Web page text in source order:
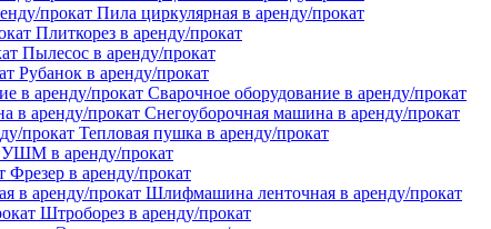
Пила циркулярная в аренду/прокат
Плиткорез в аренду/прокат
Пылесос в аренду/прокат
Рубанок в аренду/прокат
Сварочное оборудование в аренду/прокат
Снегоуборочная машина в аренду/прокат
Тепловая пушка в аренду/прокат
УШМ в аренду/прокат
Фрезер в аренду/прокат
Шлифмашина ленточная в аренду/прокат
Штроборез в аренду/прокат